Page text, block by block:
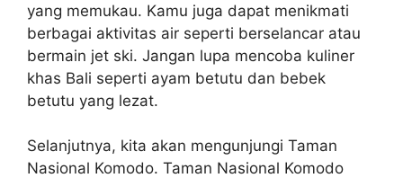
yang memukau. Kamu juga dapat menikmati
berbagai aktivitas air seperti berselancar atau
bermain jet ski. Jangan lupa mencoba kuliner
khas Bali seperti ayam betutu dan bebek
betutu yang lezat.
Selanjutnya, kita akan mengunjungi Taman
Nasional Komodo. Taman Nasional Komodo